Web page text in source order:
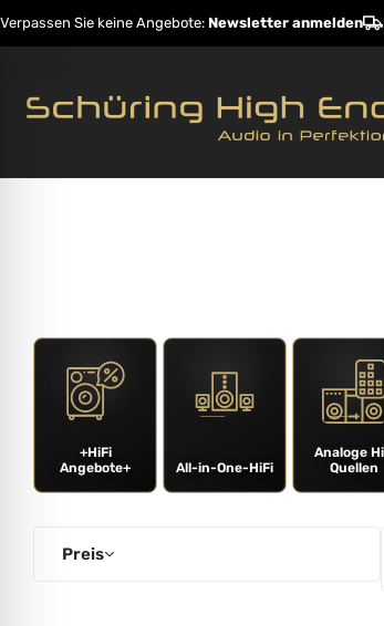
Verpassen Sie keine Angebote: Newsletter anmelden
Startseite Shop Hersteller
+HiFi
Angebote+
All-in-One-HiFi
Analoge
Quellen
Preis